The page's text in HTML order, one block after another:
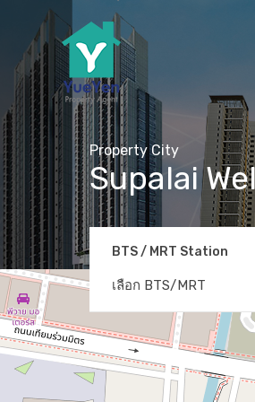
Property City
Supalai
BTS / MRT Station
เลือก BTS/MRT